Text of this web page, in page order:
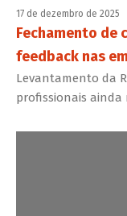
17 de dezembro de 2025
Fechamento de
feedback nas
Levantamento da
profissionais ainda